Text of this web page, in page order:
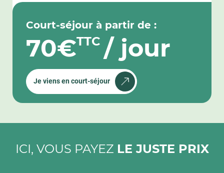
Court-séjour à partir de :
70€TTC / jour
Je viens en court-séjour
ICI, VOUS PAYEZ LE JUSTE PRIX